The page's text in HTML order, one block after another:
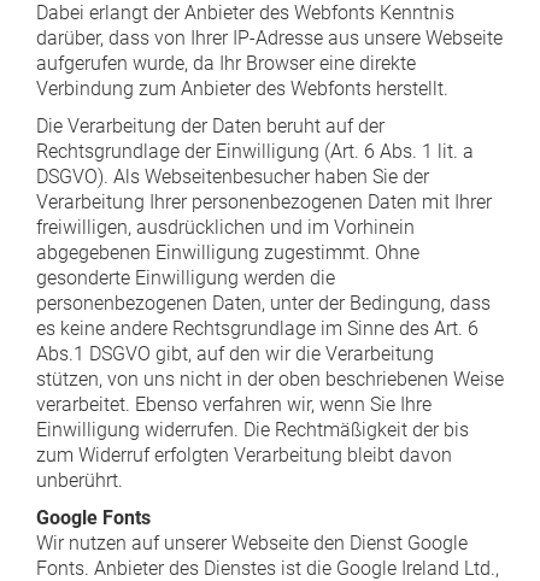
Dabei erlangt der Anbieter des Webfonts Kenntnis
darüber, dass von Ihrer IP-Adresse aus unsere Webseite
aufgerufen wurde, da Ihr Browser eine direkte
Verbindung zum Anbieter des Webfonts herstellt.
Die Verarbeitung der Daten beruht auf der
Rechtsgrundlage der Einwilligung (Art. 6 Abs. 1 lit. a
DSGVO). Als Webseitenbesucher haben Sie der
Verarbeitung Ihrer personenbezogenen Daten mit Ihrer
freiwilligen, ausdrücklichen und im Vorhinein
abgegebenen Einwilligung zugestimmt. Ohne
gesonderte Einwilligung werden die
personenbezogenen Daten, unter der Bedingung, dass
es keine andere Rechtsgrundlage im Sinne des Art. 6
Abs.1 DSGVO gibt, auf den wir die Verarbeitung
stützen, von uns nicht in der oben beschriebenen Weise
verarbeitet. Ebenso verfahren wir, wenn Sie Ihre
Einwilligung widerrufen. Die Rechtmäßigkeit der bis
zum Widerruf erfolgten Verarbeitung bleibt davon
unberührt.
Google Fonts
Wir nutzen auf unserer Webseite den Dienst Google
Fonts. Anbieter des Dienstes ist die Google Ireland Ltd.,